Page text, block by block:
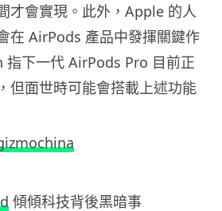
才會實現。此外，Apple 的人
在 AirPods 產品中發揮關鍵作
下一代 AirPods Pro 目前正
但面世時可能會搭載上述功能
傾傾科技背後黑暗事